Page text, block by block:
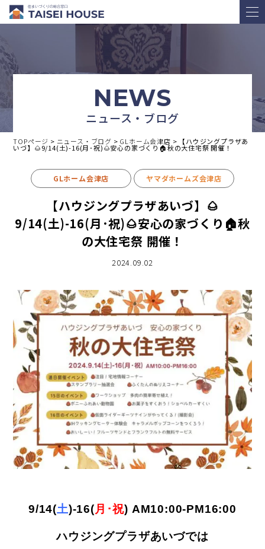
NEWS
ニュース・ブログ
TOPページ > ニュース・ブログ > GLホーム会津店 > 【ハウジングプラザあ
いづ】🌰9/14(土)-16(月･祝)🌰安心の家づくり🏠秋の大住宅祭 開催！
GLホーム会津店 ヤマダホームズ会津店
【ハウジングプラザあいづ】🌰
9/14(土)-16(月･祝)🌰安心の家づくり🏠秋
の大住宅祭 開催！
2024.09.02
9/14(土)-16(月･祝) AM10:00-PM16:00
ハウジングプラザあいづでは